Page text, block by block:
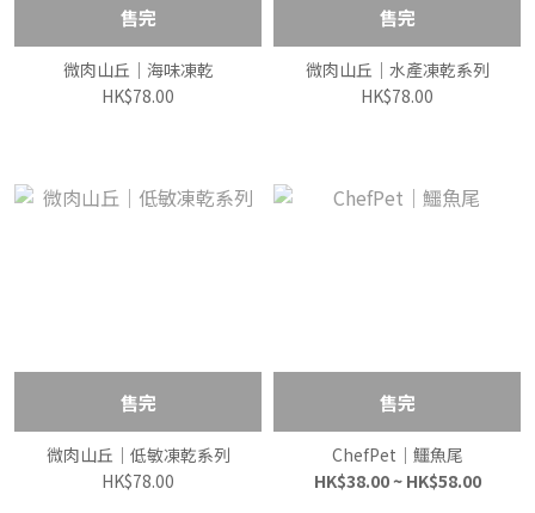
售完
微肉山丘｜海味凍乾
HK$78.00
售完
微肉山丘｜水產凍乾系列
HK$78.00
售完
微肉山丘｜低敏凍乾系列
HK$78.00
售完
ChefPet｜鱷魚尾
HK$38.00 ~ HK$58.00